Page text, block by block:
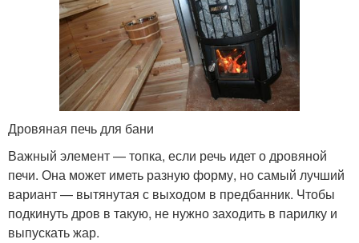
Дровяная печь для бани
Важный элемент — топка, если речь идет о дровяной
печи. Она может иметь разную форму, но самый лучший
вариант — вытянутая с выходом в предбанник. Чтобы
подкинуть дров в такую, не нужно заходить в парилку и
выпускать жар.